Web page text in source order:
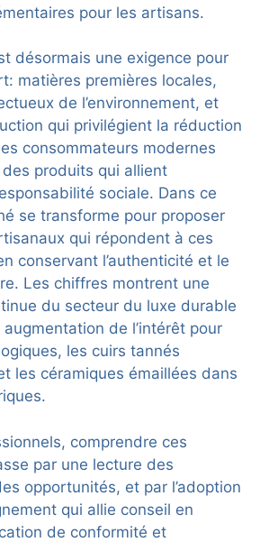
pour les artisans.
désormais une exigence pour
matières premières locales,
de l’environnement, et
qui privilégient la réduction
consommateurs modernes
produits qui allient
sociale. Dans ce
se transforme pour proposer
qui répondent à ces
conservant l’authenticité et le
Les chiffres montrent une
du secteur du luxe durable
de l’intérêt pour
les cuirs tannés
les céramiques émaillées dans
comprendre ces
par une lecture des
opportunités, et par l’adoption
qui allie conseil en
de conformité et